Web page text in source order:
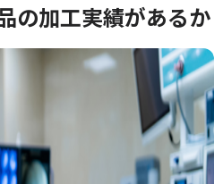
の加工実績があるか